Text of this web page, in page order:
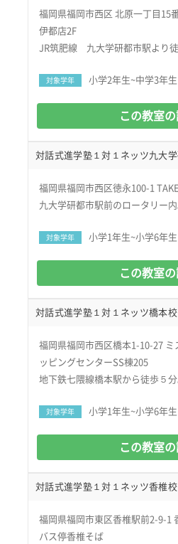
福岡県福岡市西区 北原一丁目15
伊都店2F
JR筑肥線 九大学研都市駅より
対象学年 小学2年生~中学3年生
この教室の
対話式進学塾１対１ネッツ九大
福岡県福岡市西区徳永100-1
九大学研都市駅前のロータリー内
対象学年 小学1年生~小学6年生
この教室の
対話式進学塾１対１ネッツ橋本校
福岡県福岡市西区橋本1-10-27 ミ
ッピングセンターSS棟205
地下鉄七隈線橋本駅から徒歩５分
対象学年 小学1年生~小学6年生
この教室の
対話式進学塾１対１ネッツ香椎校
福岡県福岡市東区香椎駅前2-9-1
バス停香椎そば